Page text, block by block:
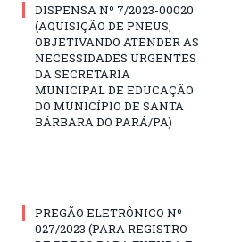
DISPENSA Nº 7/2023-00020
(AQUISIÇÃO DE PNEUS,
OBJETIVANDO ATENDER AS
NECESSIDADES URGENTES
DA SECRETARIA
MUNICIPAL DE EDUCAÇÃO
DO MUNICÍPIO DE SANTA
BÁRBARA DO PARÁ/PA)
PREGÃO ELETRÔNICO Nº
027/2023 (PARA REGISTRO